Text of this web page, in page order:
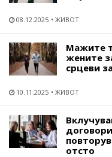
08.12.2025 ЖИВОТ
Мажите
жените
срцеви
10.11.2025 ЖИВОТ
отсто